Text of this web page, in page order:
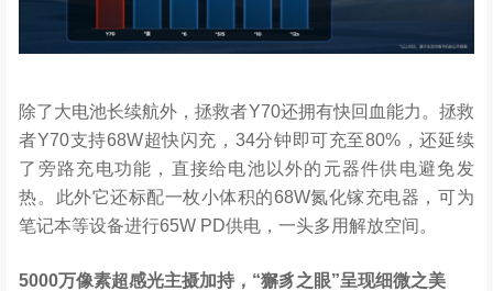
除了大电池长续航外，拯救者Y70还拥有快回血能力。拯救
者Y70支持68W超快闪充，34分钟即可充至80%，还延续
了旁路充电功能，直接给电池以外的元器件供电避免发
热。此外它还标配一枚小体积的68W氮化镓充电器，可为
笔记本等设备进行65W PD供电，一头多用解放空间。
5000万像素超感光主摄加持， “獬豸之眼”呈现细微之美